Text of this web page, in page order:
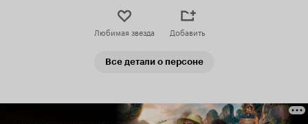
Любимая звезда Добавить
Все детали о персоне